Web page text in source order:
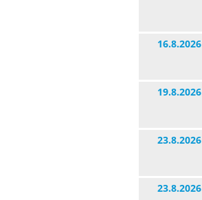
16.8.2026
19.8.2026
23.8.2026
23.8.2026